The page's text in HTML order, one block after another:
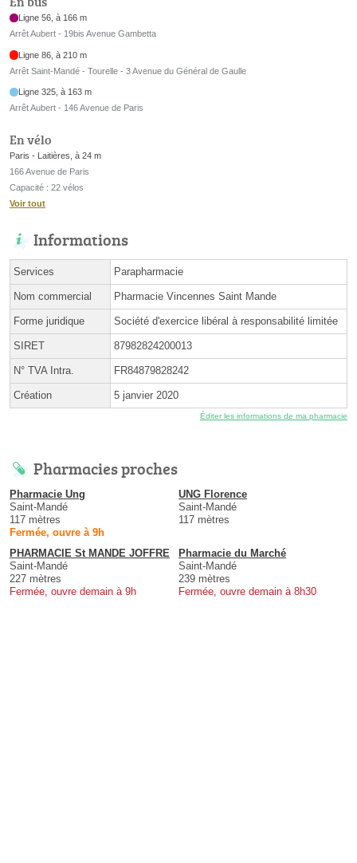
Ligne 56, à 166 m
Arrêt Aubert - 19bis Avenue Gambetta
Ligne 86, à 210 m
Arrêt Saint-Mandé - Tourelle - 3 Avenue du Général de Gaulle
Ligne 325, à 163 m
Arrêt Aubert - 146 Avenue de Paris
En vélo
Paris - Laitières, à 24 m
166 Avenue de Paris
Capacité : 22 vélos
Voir tout
Informations
Services Parapharmacie
Nom commercial Pharmacie Vincennes Saint Mande
Forme juridique Société d'exercice libéral à responsabilité limitée
SIRET 87982824200013
N° TVA Intra. FR84879828242
Création 5 janvier 2020
Éditer les informations de ma pharmacie
Pharmacies proches
Pharmacie Ung
Saint-Mandé
117 mètres
Fermée, ouvre à 9h
UNG Florence
Saint-Mandé
117 mètres
PHARMACIE St MANDE JOFFRE
Saint-Mandé
227 mètres
Fermée, ouvre demain à 9h
Pharmacie du Marché
Saint-Mandé
239 mètres
Fermée, ouvre demain à 8h30